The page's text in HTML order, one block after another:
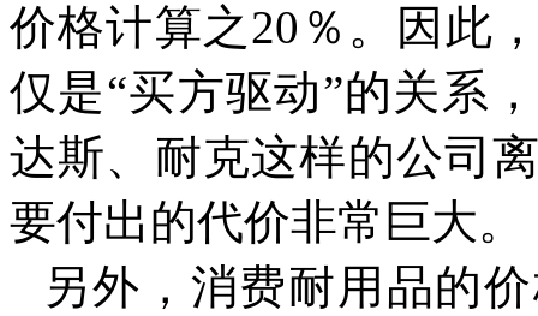
价格计算之20 ％。因此
仅是“买方驱动”的关系
达斯、耐克这样的公司
要付出的代价非常巨大。
另外，消费耐用品的